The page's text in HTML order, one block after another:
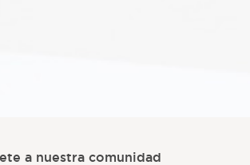
a nuestra comunidad